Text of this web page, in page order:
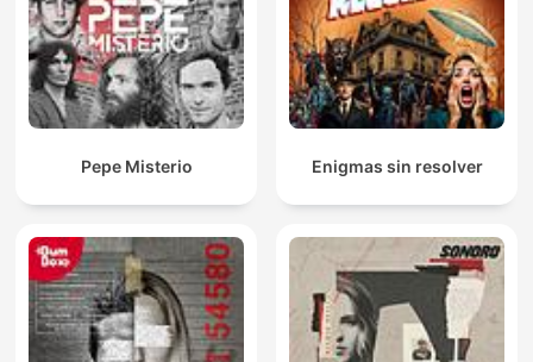
Pepe Misterio Enigmas sin resolver